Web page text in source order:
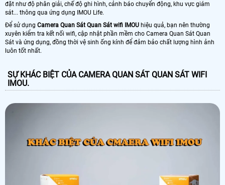
đặt như độ phân giải, chế độ ghi hình, cảnh báo chuyển động, khu vực giám
sát... thông qua ứng dụng IMOU Life.
Để sử dụng Camera Quan Sát Quan Sát wifi IMOU hiệu quả, bạn nên thường
xuyên kiểm tra kết nối wifi, cập nhật phần mềm cho Camera Quan Sát Quan
Sát và ứng dụng, đồng thời vệ sinh ống kính để đảm bảo chất lượng hình ảnh
luôn tốt nhất.
SỰ KHÁC BIỆT CỦA CAMERA QUAN SÁT QUAN SÁT WIFI
IMOU.